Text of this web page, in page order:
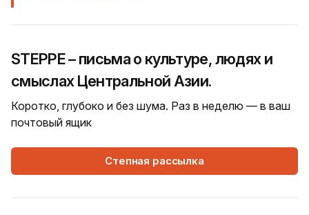
STEPPE – письма о культуре, людях и
смыслах Центральной Азии.
Коротко, глубоко и без шума. Раз в неделю — в ваш
почтовый ящик
Степная рассылка